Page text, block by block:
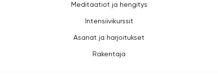
Meditaatiot ja hengitys
Intensiivikurssit
Asanat ja harjoitukset
Rakentaja